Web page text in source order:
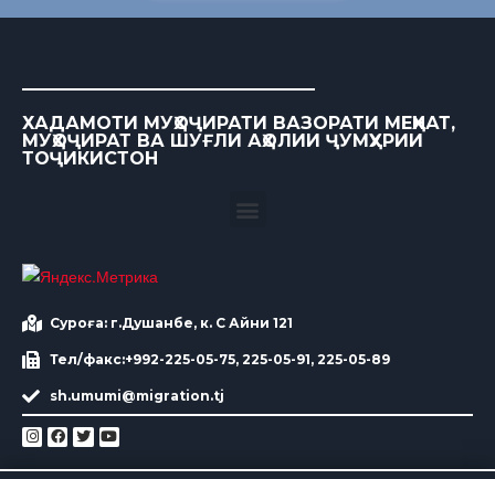
ХАДАМОТИ МУҲОҶИРАТИ ВАЗОРАТИ МЕҲНАТ,
МУҲОҶИРАТ ВА ШУҒЛИ АҲОЛИИ ҶУМҲУРИИ
ТОҶИКИСТОН
Суроға: г.Душанбе, к. С Айни 121
Тел/факс:+992-225-05-75, 225-05-91, 225-05-89
sh.umumi@migration.tj